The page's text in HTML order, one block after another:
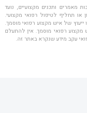
מאמרים ותכנים מקצועיים, נועד
או תחליף לטיפול רפואי מקצועי.
ייעוץ של איש מקצוע רפואי מוסמך.
רפואי מוסמך. אין להתעלם
עקב מידע שנקרא באתר זה.